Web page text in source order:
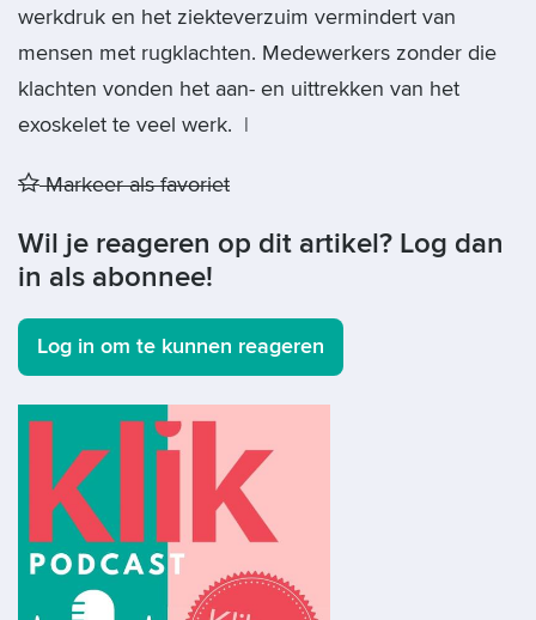
werkdruk en het ziekteverzuim vermindert van
mensen met rugklachten. Medewerkers zonder die
klachten vonden het aan- en uittrekken van het
exoskelet te veel werk. |
Markeer als favoriet
Wil je reageren op dit artikel? Log dan
in als abonnee!
Log in om te kunnen reageren